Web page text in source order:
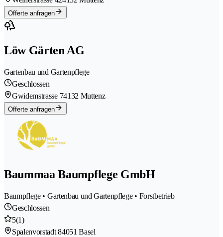
Offerte anfragen
Löw Gärten AG
Gartenbau und Gartenpflege
Geschlossen
Gwidemstrasse 74132 Muttenz
Offerte anfragen
Baummaa Baumpflege GmbH
Baumpflege • Gartenbau und Gartenpflege • Forstbetrieb
Geschlossen
5(1)
Spalenvorstadt 84051 Basel